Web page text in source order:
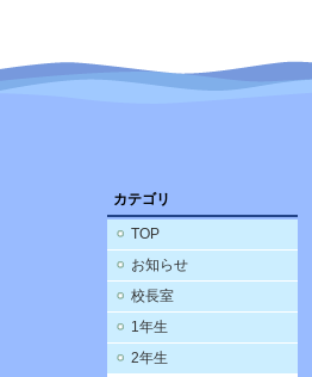
カテゴリ
TOP
お知らせ
校長室
1年生
2年生